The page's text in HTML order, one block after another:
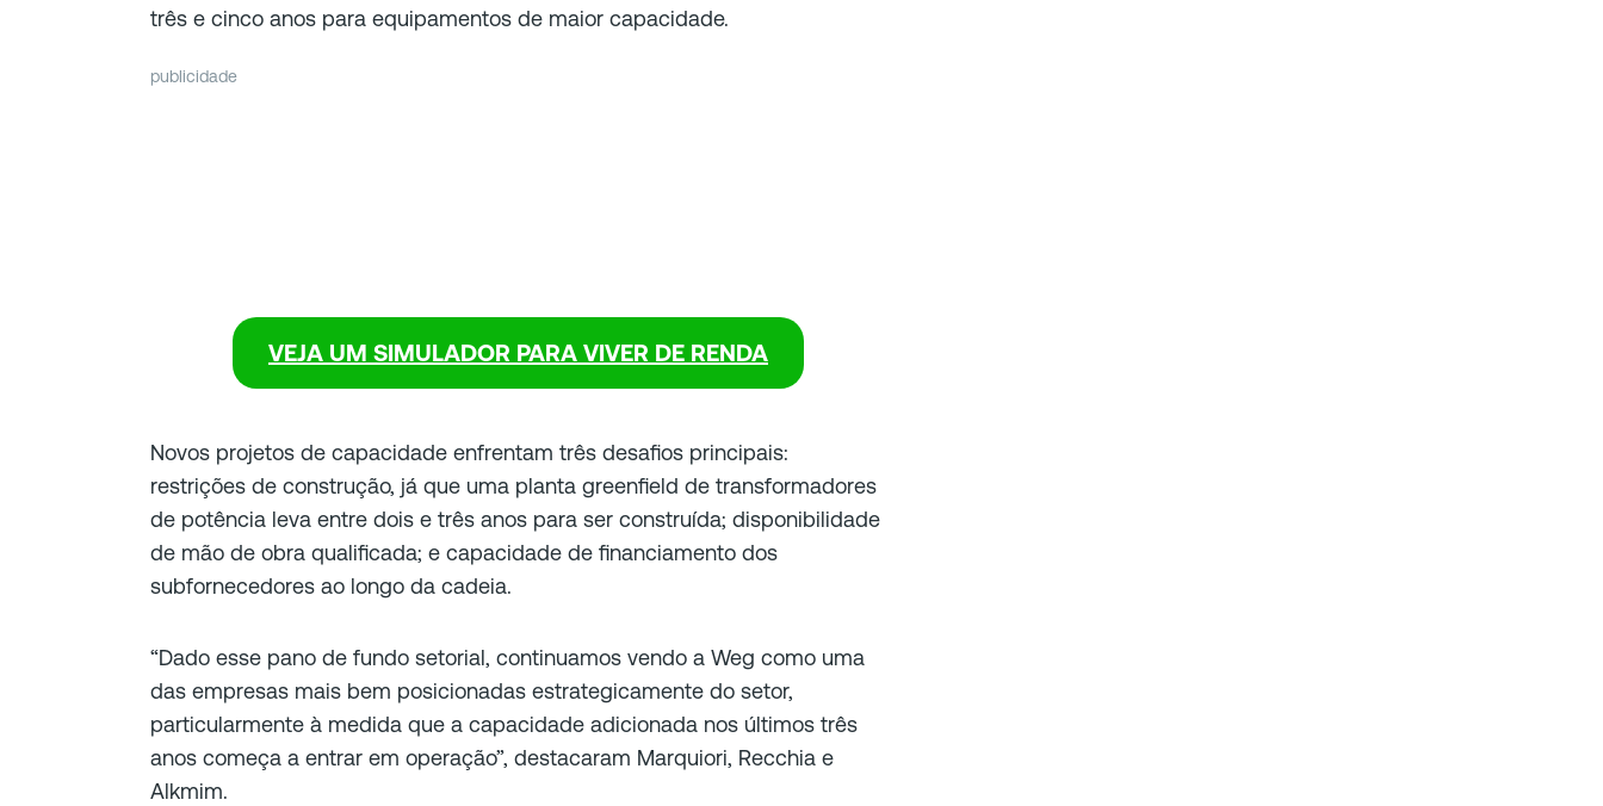
três e cinco anos para equipamentos de maior capacidade.
publicidade
VEJA UM SIMULADOR PARA VIVER DE RENDA
Novos projetos de capacidade enfrentam três desafios principais:
restrições de construção, já que uma planta greenfield de transformadores
de potência leva entre dois e três anos para ser construída; disponibilidade
de mão de obra qualificada; e capacidade de financiamento dos
subfornecedores ao longo da cadeia.
“Dado esse pano de fundo setorial, continuamos vendo a Weg como uma
das empresas mais bem posicionadas estrategicamente do setor,
particularmente à medida que a capacidade adicionada nos últimos três
anos começa a entrar em operação”, destacaram Marquiori, Recchia e
Alkmim.